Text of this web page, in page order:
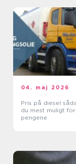
04. maj 2026
Pris på diesel sådan får
du mest muligt for
pengene